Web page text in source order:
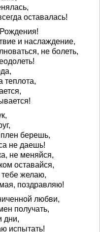
оставалась!
и наслаждение,
не болеть,
теплота,
берешь,
не даешь!
не меняйся,
оставайся,
тебе желаю,
поздравляю!
любви,
получать,
дни,
испытать!